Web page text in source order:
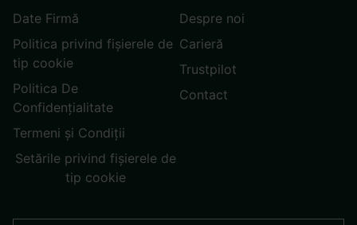
Date Firmă
Politica privind fișierele de
tip cookie
Politica De
Confidențialitate
Termeni și Condiții
Setările privind fișierele de
tip cookie
Despre noi
Carieră
Trustpilot
Contact